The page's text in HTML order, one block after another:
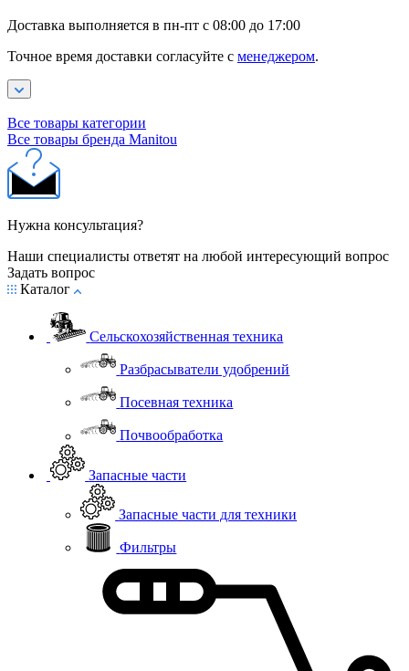
Доставка выполняется в пн-пт с 08:00 до 17:00
Точное время доставки согласуйте с менеджером.
Все товары категории
Все товары бренда Manitou
Нужна консультация?
Наши специалисты ответят на любой интересующий вопрос
Задать вопрос
Каталог
Сельскохозяйственная техника
Разбрасыватели удобрений
Посевная техника
Почвообработка
Запасные части
Запасные части для техники
Фильтры